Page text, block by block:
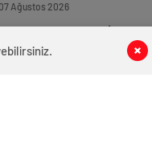
07 Ağustos 2026
şiddetli deprem: İzmir ve
sallandı